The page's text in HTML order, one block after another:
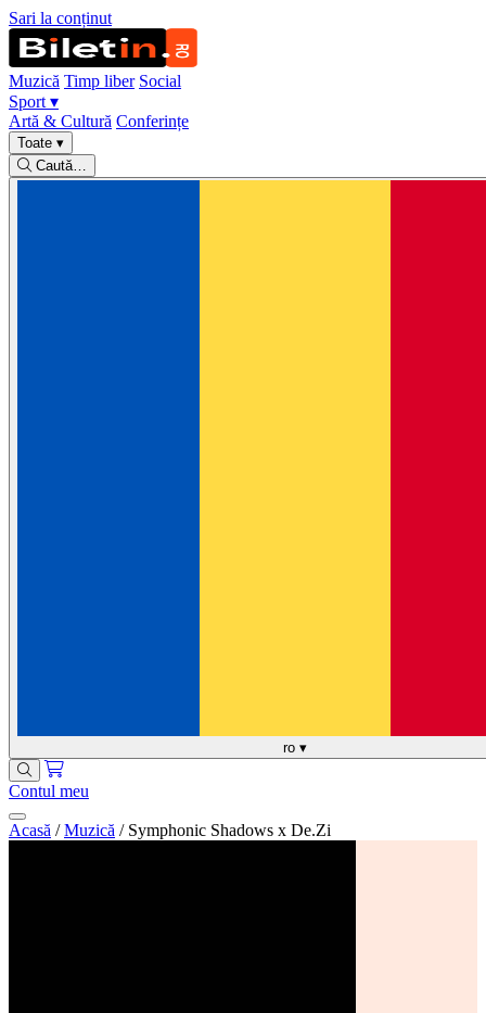
Sari la conținut
Muzică Timp liber Social
Sport ▾
Artă & Cultură Conferințe
Toate ▾
Caută…
ro ▾
Contul meu
Acasă / Muzică / Symphonic Shadows x De.Zi